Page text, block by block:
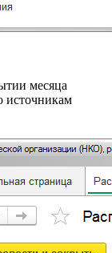
месяца
источникам